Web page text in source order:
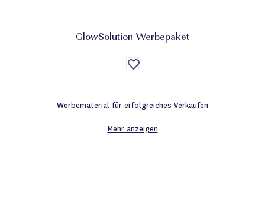
GlowSolution Werbepaket
Auf
die
Werbematerial für erfolgreiches Verkaufen
Mehr anzeigen